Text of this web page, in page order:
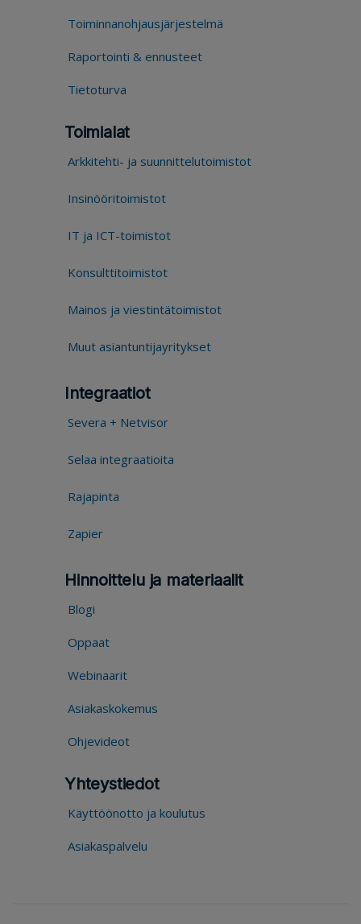
Toiminnanohjausjärjestelmä
Raportointi & ennusteet
Tietoturva
Toimialat
Arkkitehti- ja suunnittelutoimistot
Insinööritoimistot
IT ja ICT-toimistot
Konsulttitoimistot
Mainos ja viestintätoimistot
Muut asiantuntijayritykset
Integraatiot
Severa + Netvisor
Selaa integraatioita
Rajapinta
Zapier
Hinnoittelu ja materiaalit
Blogi
Oppaat
Webinaarit
Asiakaskokemus
Ohjevideot
Yhteystiedot
Käyttöönotto ja koulutus
Asiakaspalvelu